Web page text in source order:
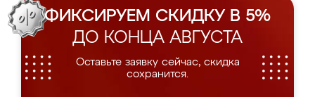
ФИКСИРУЕМ СКИДКУ В 5%
ДО КОНЦА АВГУСТА
Оставьте заявку сейчас, скидка
сохранится.